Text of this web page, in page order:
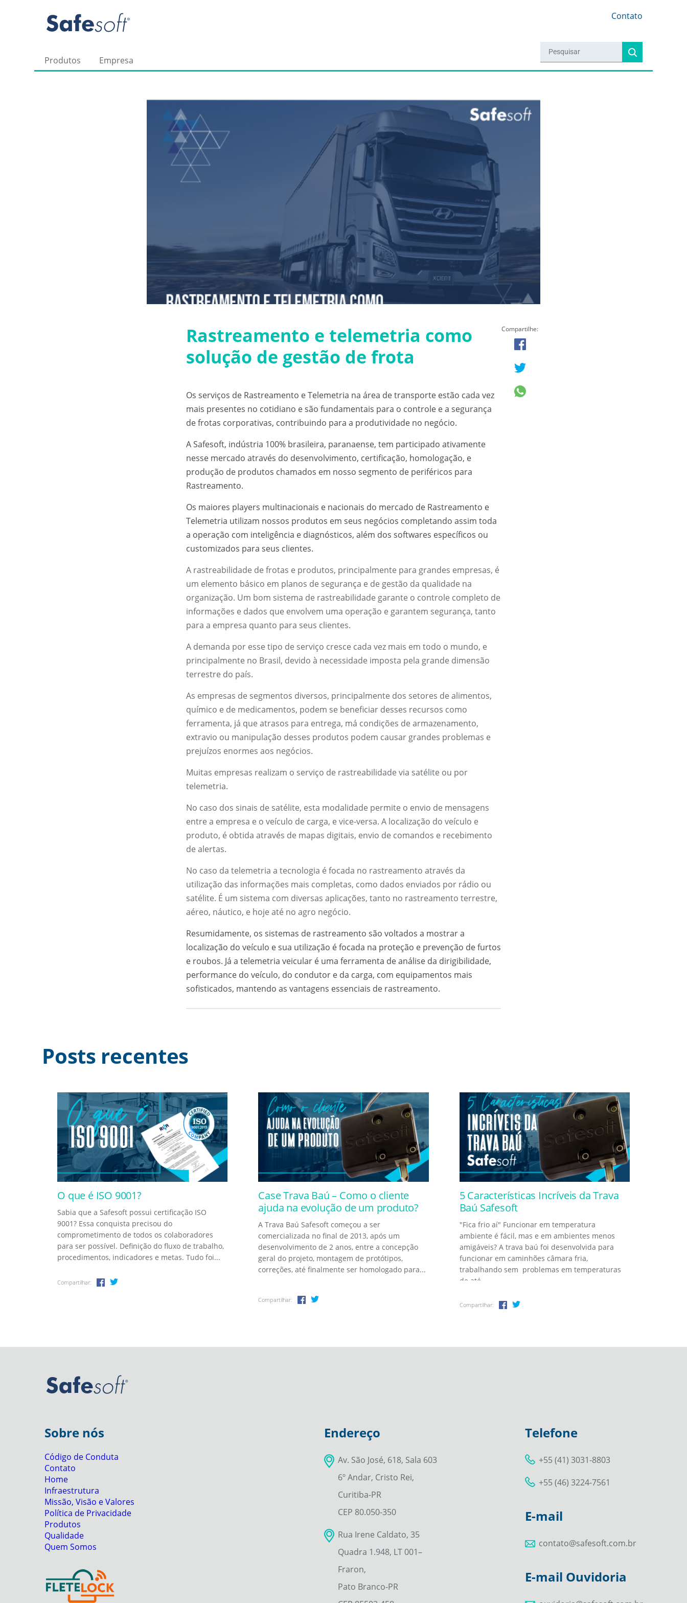
Contato
Produtos Empresa
Rastreamento e telemetria como
solução de gestão de frota
Os serviços de Rastreamento e Telemetria na área de transporte estão cada vez
mais presentes no cotidiano e são fundamentais para o controle e a segurança
de frotas corporativas, contribuindo para a produtividade no negócio.
ASafesoft, indústria 100% brasileira, paranaense, tem participado ativamente
nesse mercado através do desenvolvimento, certificação, homologação, e
produção de produtos chamados em nosso segmento de periféricos para
Rastreamento.
Os maiores players multinacionais e nacionais do mercado de Rastreamento e
Telemetria utilizam nossos produtos em seus negócios completando assim toda
a operação com inteligência e diagnósticos, além dos softwares específicos ou
customizados para seus clientes.
A rastreabilidade de frotas e produtos, principalmente para grandes empresas, é
um elemento básico em planos de segurança e de gestão da qualidade na
organização. Um bom sistema de rastreabilidade garante o controle completo de
informações e dados que envolvem uma operação e garantem segurança, tanto
para a empresa quanto para seus clientes.
A demanda por esse tipo de serviço cresce cada vez mais em todo o mundo, e
principalmente no Brasil, devido à necessidade imposta pela grande dimensão
terrestre do país.
As empresas de segmentos diversos, principalmente dos setores de alimentos,
químico e de medicamentos, podem se beneficiar desses recursos como
ferramenta, já que atrasos para entrega, má condições de armazenamento,
extravio ou manipulação desses produtos podem causar grandes problemas e
prejuízos enormes aos negócios.
Muitas empresas realizam o serviço de rastreabilidade via satélite ou por
telemetria.
No caso dos sinais de satélite, esta modalidade permite o envio de mensagens
entre a empresa e o veículo de carga, e vice-versa. A localização do veículo e
produto, é obtida através de mapas digitais, envio de comandos e recebimento
de alertas.
No caso da telemetria a tecnologia é focada no rastreamento através da
utilização das informações mais completas, como dados enviados por rádio ou
satélite. É um sistema com diversas aplicações, tanto no rastreamento terrestre,
aéreo, náutico, e hoje até no agro negócio.
Resumidamente, os sistemas de rastreamento são voltados a mostrar a
localização do veículo e sua utilização é focada na proteção e prevenção de furtos
e roubos. Já a telemetria veicular é uma ferramenta de análise da dirigibilidade,
performance do veículo, do condutor e da carga, com equipamentos mais
sofisticados, mantendo as vantagens essenciais de rastreamento.
Compartilhe:
Posts recentes
O que é ISO 9001?
Sabia que a Safesoft possui certificação ISO
9001? Essa conquista precisou do
comprometimento de todos os colaboradores
para ser possível. Definição do fluxo de trabalho,
procedimentos, indicadores e metas. Tudo foi...
Compartilhar:
Case Trava Baú – Como o cliente
ajuda na evolução de um produto?
A Trava Baú Safesoft começou a ser
comercializada no final de 2013, após um
desenvolvimento de 2 anos, entre a concepção
geral do projeto, montagem de protótipos,
correções, até finalmente ser homologado para...
Compartilhar:
5 Características Incríveis da Trava
Baú Safesoft
"Fica frio aí" Funcionar em temperatura
ambiente é fácil, mas e em ambientes menos
amigáveis? A trava baú foi desenvolvida para
funcionar em caminhões câmara fria,
trabalhando sem problemas em temperaturas
de até...
Compartilhar:
Sobre nós
Código de Conduta
Contato
Home
Infraestrutura
Missão, Visão e Valores
Política de Privacidade
Produtos
Qualidade
Quem Somos
Endereço
Av. São José, 618, Sala 603
6º Andar, Cristo Rei,
Curitiba-PR
CEP 80.050-350
Rua Irene Caldato, 35
Quadra 1.948, LT 001–
Fraron,
Pato Branco-PR
Telefone
+55 (41) 3031-8803
+55 (46) 3224-7561
E-mail
contato@safesoft.com.br
E-mail Ouvidoria